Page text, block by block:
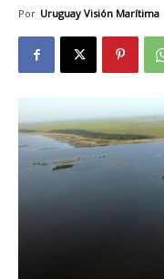
Por Uruguay Visión Marítima